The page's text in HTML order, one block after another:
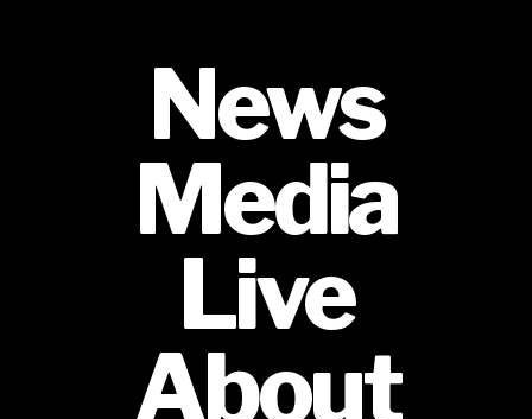
News
Media
Live
About